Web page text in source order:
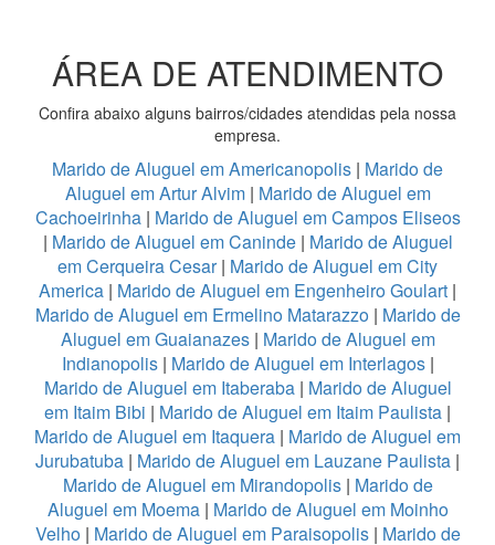
ÁREA DE ATENDIMENTO
Confira abaixo alguns bairros/cidades atendidas pela nossa
empresa.
Marido de Aluguel em Americanopolis | Marido de
Aluguel em Artur Alvim | Marido de Aluguel em
Cachoeirinha| Marido de Aluguel em Campos Eliseos
| Marido de Aluguel em Caninde| Marido de Aluguel
em Cerqueira Cesar| Marido de Aluguel em City
America | Marido de Aluguel em Engenheiro Goulart |
Marido de Aluguel em Ermelino Matarazzo | Marido de
Aluguel em Guaianazes| Marido de Aluguel em
Indianopolis| Marido de Aluguel em Interlagos|
Marido de Aluguel em Itaberaba| Marido de Aluguel
em Itaim Bibi | Marido de Aluguel em Itaim Paulista |
Marido de Aluguel em Itaquera | Marido de Aluguel em
Jurubatuba | Marido de Aluguel em Lauzane Paulista |
Marido de Aluguel em Mirandopolis| Marido de
Aluguel em Moema| Marido de Aluguel em Moinho
Velho | Marido de Aluguel em Paraisopolis| Marido de